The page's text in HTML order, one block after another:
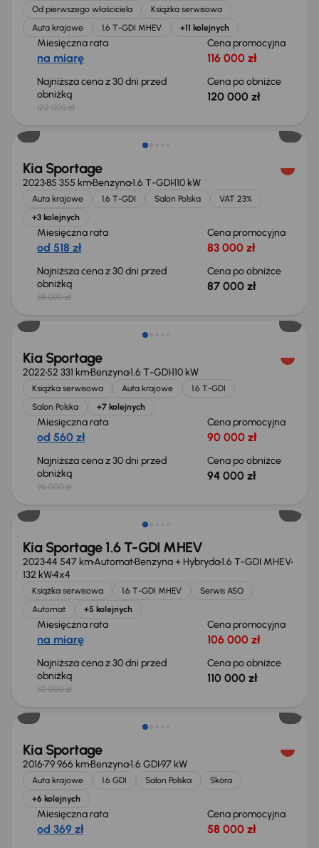
Od pierwszego właściciela
Książka serwisowa
Auta krajowe
1.6 T-GDI MHEV +11 kolejnych
Miesięczna rata
na miarę
Cena promocyjna
116 000 zł
Najniższa cena z 30 dni przed
obniżką
122 000 zł
Cena po obniżce
120 000 zł
Taniej o 1 000 zł
Kia Sportage
202385 355 kmBenzyna1.6 T-GDI110 kW
Auta krajowe 1.6 T-GDI Salon Polska
VAT 23%
+3 kolejnych
Miesięczna rata
od 518 zł
Cena promocyjna
83 000 zł
Najniższa cena z 30 dni przed
obniżką
88 000 zł
Cena po obniżce
87 000 zł
Taniej o 2 000 zł
Kia Sportage
202252 331 kmBenzyna1.6 T-GDI110 kW
Książka serwisowa Auta krajowe
1.6 T-GDI
Salon Polska
+7 kolejnych
Miesięczna rata
od 560 zł
Cena promocyjna
90 000 zł
Najniższa cena z 30 dni przed
obniżką
96 000 zł
Cena po obniżce
94 000 zł
Taniej o 2 000 zł
Kia Sportage 1.6 T-GDI MHEV
202344 547 kmAutomatBenzyna + Hybryda1.6 T-GDI MHEV
132 kW4x4
Książka serwisowa 1.6 T-GDI MHEV
Serwis ASO
Automat
+5 kolejnych
Miesięczna rata
na miarę
Cena promocyjna
106 000 zł
Najniższa cena z 30 dni przed
obniżką
112 000 zł
Cena po obniżce
110 000 zł
Taniej o 2 000 zł
Kia Sportage
201679 966 kmBenzyna1.6 GDI97 kW
Auta krajowe 1.6 GDI Salon Polska
Skóra
+6 kolejnych
Miesięczna rata
od 369 zł
Cena promocyjna
58 000 zł